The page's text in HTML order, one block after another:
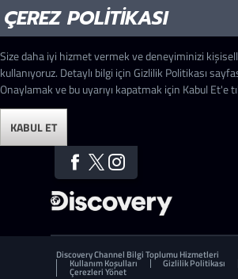
ÇEREZ POLITIKASI
Size daha iyi hizmet vermek ve deneyiminizi
kullanıyoruz. Detaylı bilgi için Gizlilik Politikası
Onaylamak ve bu uyarıyı kapatmak için Kabul Et'e
KABUL ET
Discovery Channel Bilgi Toplumu Hizmetleri
Kullanım Koşulları Gizlilik Politikası
Çerezleri Yönet